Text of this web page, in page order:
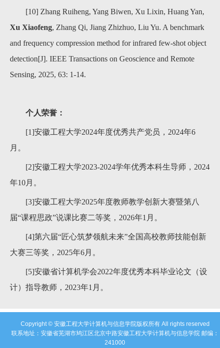
[10] Zhang Ruiheng, Yang Biwen, Xu Lixin, Huang Yan,
Xu Xiaofeng, Zhang Qi, Jiang Zhizhuo, Liu Yu. A benchmark
and frequency compression method for infrared few-shot object
detection[J]. IEEE Transactions on Geoscience and Remote
Sensing, 2025, 63: 1-14.
个人荣誉：
[1]安徽工程大学2024年度优秀共产党员，2024年6
月。
[2]安徽工程大学2023-2024学年优秀本科生导师，2024
年10月。
[3]安徽工程大学2025年度教师教学创新大赛暨第八
届“课程思政”说课比赛二等奖，2026年1月。
[4]第六届“匠心筑梦领航未来”全国高校教师技能创新
大赛三等奖，2025年6月。
[5]安徽省计算机学会2022年度优秀本科毕业论文（设
计）指导教师，2023年1月。
Copyright © 安徽工程大学计算机与信息学院版权所有 All rights reserved
联系地址：安徽省芜湖市鸠江区北京中路安徽工程大学计算机与信息学院 邮编：
241000